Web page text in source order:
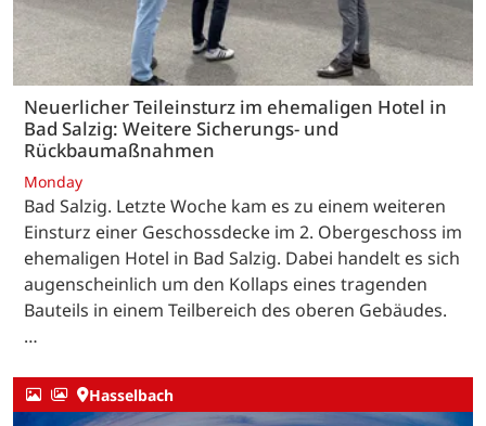
Neuerlicher Teileinsturz im ehemaligen Hotel in
Bad Salzig: Weitere Sicherungs- und
Rückbaumaßnahmen
Monday
Bad Salzig. Letzte Woche kam es zu einem weiteren
Einsturz einer Geschossdecke im 2. Obergeschoss im
ehemaligen Hotel in Bad Salzig. Dabei handelt es sich
augenscheinlich um den Kollaps eines tragenden
Bauteils in einem Teilbereich des oberen Gebäudes.
…
Hasselbach